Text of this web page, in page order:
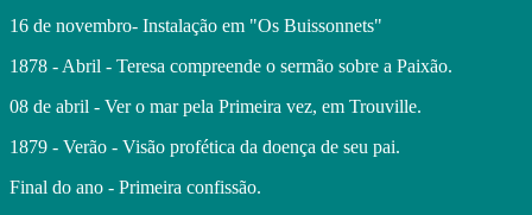
16 de novembro- Instalação em "Os Buissonnets"
1878 - Abril - Teresa compreende o sermão sobre a Paixão.
08 de abril - Ver o mar pela Primeira vez, em Trouville.
1879 - Verão - Visão profética da doença de seu pai.
Final do ano - Primeira confissão.